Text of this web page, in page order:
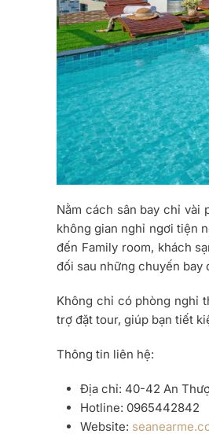
Nằm cách sân bay chỉ vài
không gian nghỉ ngơi tiện
đến Family room, khách
đối sau những chuyến bay
Không chỉ có phòng nghỉ
trợ đặt tour, giúp bạn tiết
Thông tin liên hệ:
Địa chỉ: 40-42 An
Hotline: 0965442842
Website: